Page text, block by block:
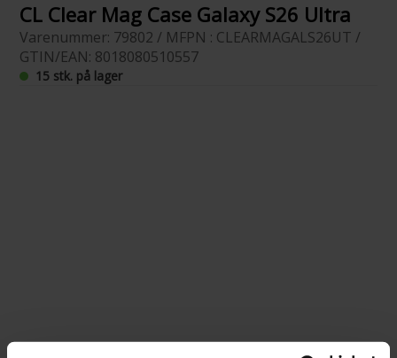
CL Clear Mag Case Galaxy S26 Ultra
Varenummer: 79802 / MFPN : CLEARMAGALS26UT /
GTIN/EAN: 8018080510557
15 stk. på lager